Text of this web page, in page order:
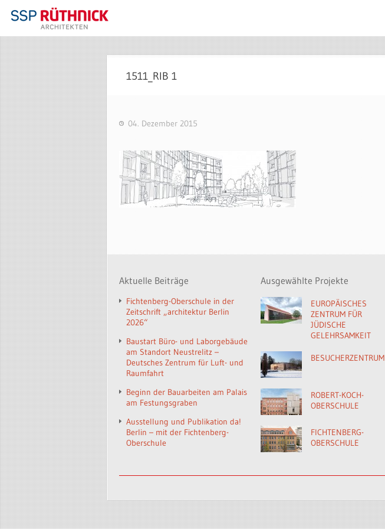
1511_RIB 1
04. Dezember 2015
Aktuelle Beiträge
Fichtenberg-Oberschule in der
Zeitschrift „architektur Berlin
2026“
Baustart Büro- und Laborgebäude
am Standort Neustrelitz –
Deutsches Zentrum für Luft- und
Raumfahrt
Beginn der Bauarbeiten am Palais
am Festungsgraben
Ausstellung und Publikation da!
Berlin – mit der Fichtenberg-
Oberschule
Ausgewählte Projekte
EUROPÄISCHES
ZENTRUM FÜR
JÜDISCHE
GELEHRSAMKEIT
BESUCHERZENTRUM
ROBERT-KOCH-
OBERSCHULE
FICHTENBERG-
OBERSCHULE